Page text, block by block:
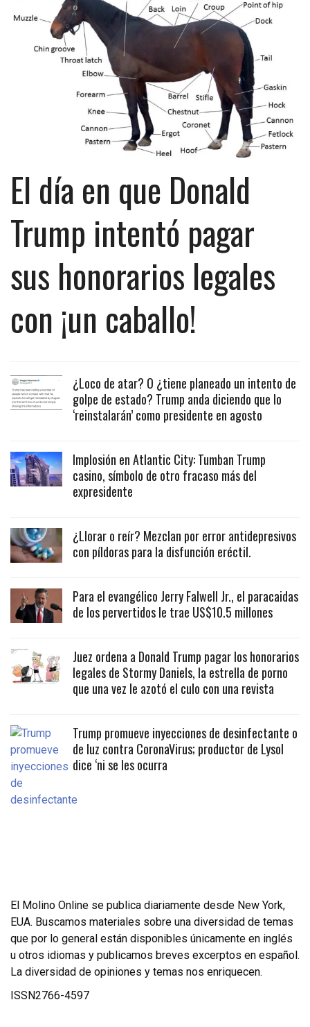
El día en que Donald
Trump intentó pagar
sus honorarios legales
con ¡un caballo!
¿Loco de atar? O ¿tiene planeado un intento de
golpe de estado? Trump anda diciendo que lo
‘reinstalarán’ como presidente en agosto
Implosión en Atlantic City: Tumban Trump
casino, símbolo de otro fracaso más del
expresidente
¿Llorar o reír? Mezclan por error antidepresivos
con píldoras para la disfunción eréctil.
Para el evangélico Jerry Falwell Jr., el paracaidas
de los pervertidos le trae US$10.5 millones
Juez ordena a Donald Trump pagar los honorarios
legales de Stormy Daniels, la estrella de porno
que una vez le azotó el culo con una revista
Trump promueve inyecciones de desinfectante o
de luz contra CoronaVirus; productor de Lysol
dice ‘ni se les ocurra
El Molino Online se publica diariamente desde New York,
EUA. Buscamos materiales sobre una diversidad de temas
que por lo general están disponibles únicamente en inglés
u otros idiomas y publicamos breves excerptos en español.
La diversidad de opiniones y temas nos enriquecen.
ISSN2766-4597